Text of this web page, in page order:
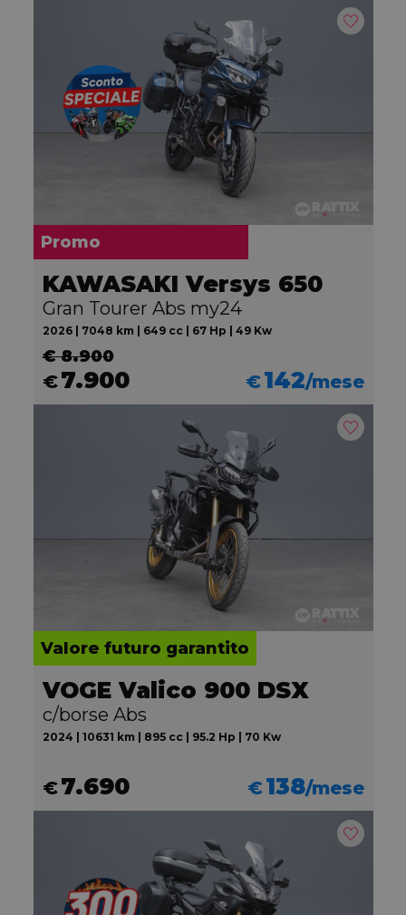
Promo
KAWASAKI Versys 650
Gran Tourer Abs my24
2026 | 7048 km | 649 cc | 67 Hp | 49 Kw
€ 8.900
€7.900 €142/mese
Valore futuro garantito
VOGE Valico 900 DSX
c/borse Abs
2024 | 10631 km | 895 cc | 95.2 Hp | 70 Kw
€7.690 €138/mese